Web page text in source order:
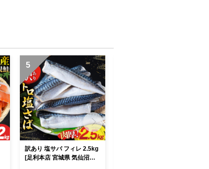
5
訳あり 塩サバ フィレ 2.5kg
[足利本店 宮城県 気仙沼市 2